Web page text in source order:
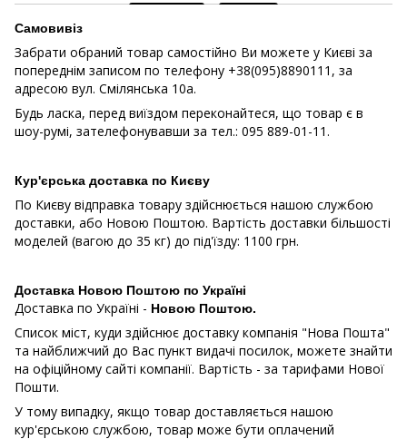
Самовивіз
Забрати обраний товар самостійно Ви можете у Києві за
попереднім записом по телефону +38(095)8890111, за
адресою вул. Смілянська 10a.
Будь ласка, перед виїздом переконайтеся, що товар є в
шоу-румі, зателефонувавши за тел.: 095 889-01-11.
Кур'єрська доставка по Києву
По Києву відправка товару здійснюється нашою службою
доставки, або Новою Поштою. Вартість доставки більшості
моделей (вагою до 35 кг) до під'їзду: 1100 грн.
Доставка Новою Поштою по Україні
Доставка по Україні - Новою Поштою.
Список міст, куди здійснює доставку компанія "Нова Пошта"
та найближчий до Вас пункт видачі посилок, можете знайти
на офіційному сайті компанії. Вартість - за тарифами Нової
Пошти.
У тому випадку, якщо товар доставляється нашою
кур'єрською службою, товар може бути оплачений